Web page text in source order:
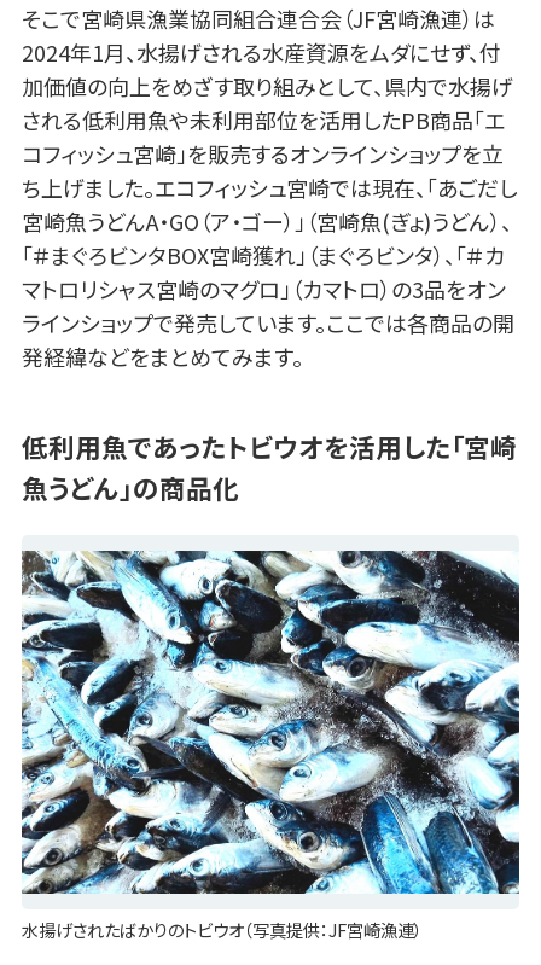
そこで宮崎県漁業協同組合連合会（JF宮崎漁連）は
2024年1月、水揚げされる水産資源をムダにせず、付
加価値の向上をめざす取り組みとして、県内で水揚げ
される低利用魚や未利用部位を活用したPB商品「エ
コフィッシュ宮崎」を販売するオンラインショップを立
ち上げました。エコフィッシュ宮崎では現在、「あごだし
宮崎魚うどんA・GO（ア・ゴー）」（宮崎魚(ぎょ)うどん）、
「＃まぐろビンタBOX宮崎獲れ」（まぐろビンタ）、「＃カ
マトロリシャス宮崎のマグロ」（カマトロ）の3品をオン
ラインショップで発売しています。ここでは各商品の開
発経緯などをまとめてみます。
低利用魚であったトビウオを活用した「宮崎
魚うどん」の商品化
水揚げされたばかりのトビウオ（写真提供：JF宮崎漁連）